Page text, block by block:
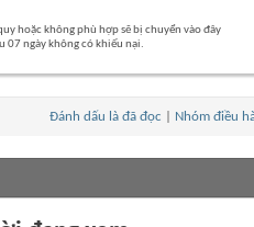
hoặc không phù hợp sẽ bị chuyển vào đây
07 ngày không có khiếu nại.
Đánh dấu là đã đọc Nhóm điều